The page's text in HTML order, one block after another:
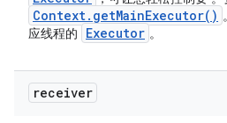
Context. getMainExecutor( )
应线程的
Executor 。
receiver